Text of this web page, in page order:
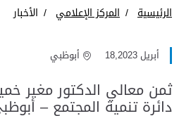
الرئيسية المركز الإعلامي الأخبار
أبريل 18,2023 أبوظبي
ثمن معالي الدكتور مغير
دائرة تنمية المجتمع –